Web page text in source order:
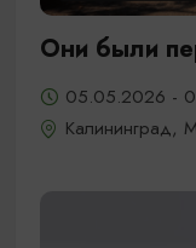
Они были
05.05.2026 -
Калининград,